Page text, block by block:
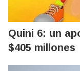
Quini 6: un
$405 millones